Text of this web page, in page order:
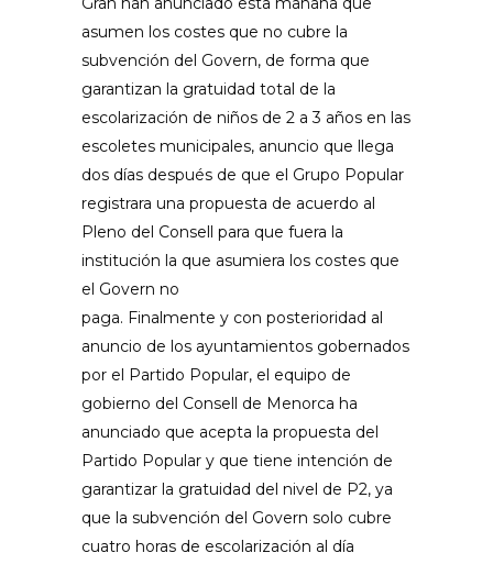
asumen los costes que no cubre la
subvención del Govern, de forma que
garantizan la gratuidad total de la
escolarización de niños de 2 a 3 años en las
escoletes municipales, anuncio que llega
dos días después de que el Grupo Popular
registrara una propuesta de acuerdo al
Pleno del Consell para que fuera la
institución la que asumiera los costes que
el Govern no
paga. Finalmente y con posterioridad al
anuncio de los ayuntamientos gobernados
por el Partido Popular, el equipo de
gobierno del Consell de Menorca ha
anunciado que acepta la propuesta del
Partido Popular y que tiene intención de
garantizar la gratuidad del nivel de P2, ya
que la subvención del Govern solo cubre
cuatro horas de escolarización al día